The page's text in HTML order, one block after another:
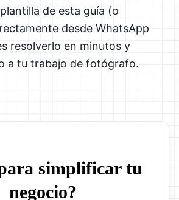
de esta guía (o
desde WhatsApp
resolverlo en minutos y
a tu trabajo de fotógrafo.
simplificar tu
negocio?